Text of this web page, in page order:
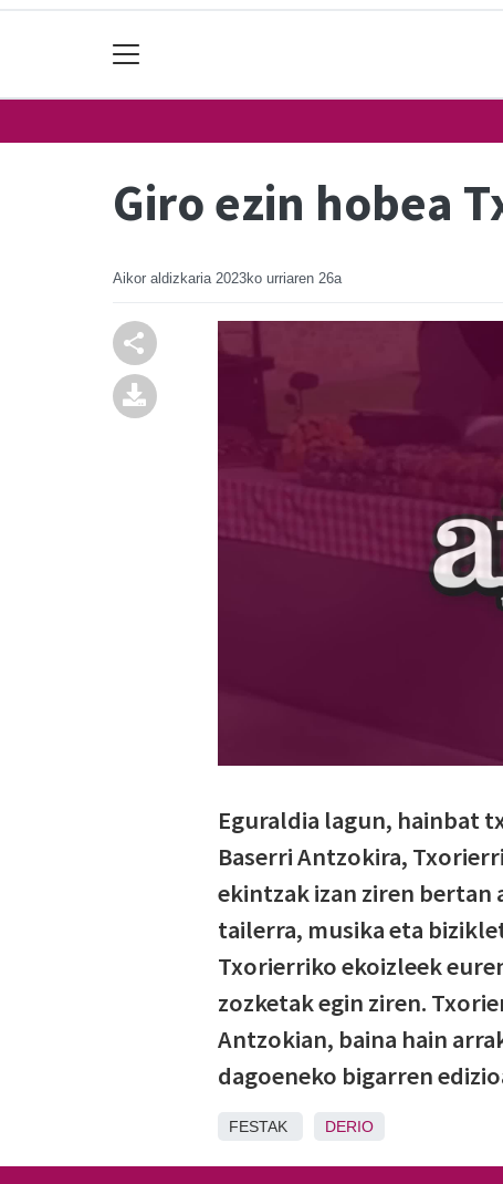
Giro ezin hobea
Aikor aldizkaria 2023ko urriaren 26a
Eguraldia lagun, hainbat
Baserri Antzokira,
ekintzak izan ziren bertan
tailerra, musika eta
Txorierriko ekoizleek
zozketak egin ziren.
Antzokian, baina hain
dagoeneko bigarren
FESTAK DERIO